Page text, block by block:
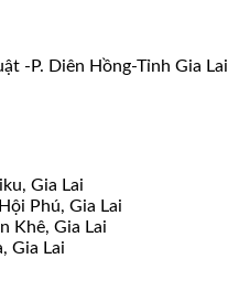
-P. Diên Hồng-Tỉnh Gia Lai
Gia Lai
Phú, Gia Lai
Khê, Gia Lai
Gia Lai